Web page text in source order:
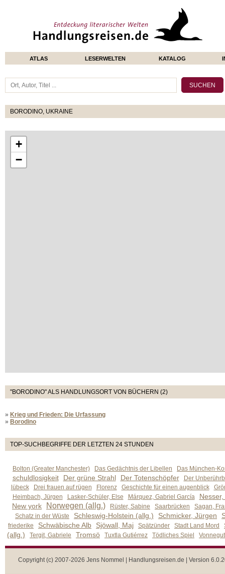
ATLAS LESERWELTEN KATALOG
BORODINO, UKRAINE
+
−
"BORODINO" ALS HANDLUNGSORT VON BÜCHERN (2)
» Krieg und Frieden: Die Urfassung
» Borodino
TOP-SUCHBEGRIFFE DER LETZTEN 24 STUNDEN
Bolton (Greater Manchester) Das Gedächtnis der Libellen Das München-
schuldlosigkeit Der grüne Strahl Der Totenschöpfer
Der
lübeck
Drei frauen auf rügen Florenz Geschichte für einen augenblick
Heimbach, Jürgen
Lasker-Schüler, Else Márquez, Gabriel García
New york
Norwegen (allg.) Rüster, Sabine Saarbrücken
Sagan,
Schatz in der Wüste
Schleswig-Holstein (allg.) Schmicker, Jürgen
friederike Schwäbische Alb Sjöwall, Maj Spätzünder Stadt Land Mord
(allg.) Tergit, Gabriele Tromsö Tuxtla Gutiérrez Tödliches Spiel
Copyright (c) 2007-2026 Jens Nommel | Handlungsreisen.de | Version